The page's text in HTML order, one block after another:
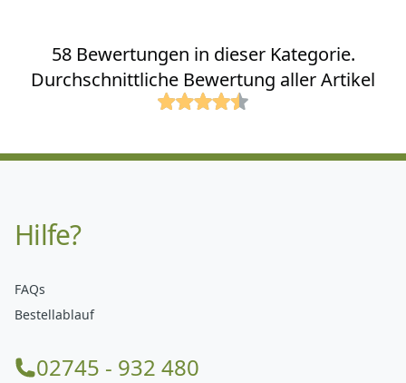
58 Bewertungen in dieser Kategorie.
Durchschnittliche Bewertung aller Artikel
Hilfe?
FAQs
Bestellablauf
02745 - 932 480